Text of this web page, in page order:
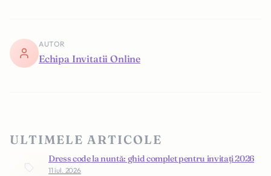
AUTOR
Echipa Invitatii Online
ULTIMELE ARTICOLE
Dress code la nuntă: ghid complet pentru invitați 2026
11 iul. 2026